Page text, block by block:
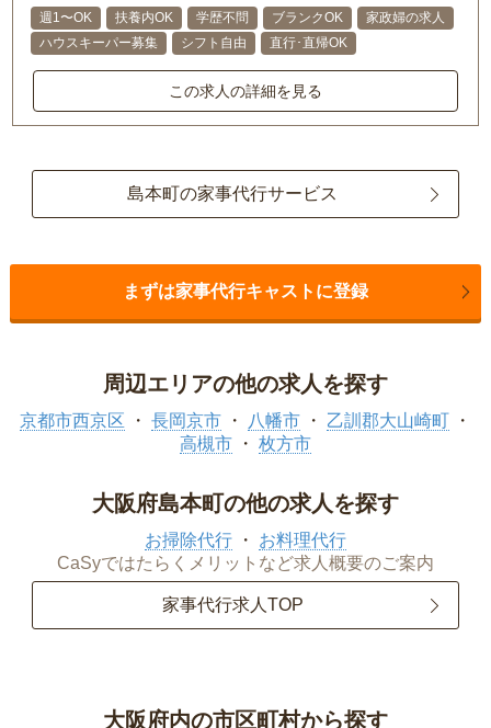
週1〜OK 扶養内OK 学歴不問 ブランクOK
家政婦の求人
ハウスキーパー募集
シフト自由 直行･直帰OK
この求人の詳細を見る
島本町の家事代行サービス
まずは家事代行キャストに登録
周辺エリアの他の求人を探す
京都市西京区 長岡京市 八幡市
乙訓郡大山崎町
高槻市
枚方市
大阪府島本町の他の求人を探す
お掃除代行
お料理代行
CaSyではたらくメリットなど求人概要のご案内
家事代行求人TOP
大阪府内の市区町村から探す